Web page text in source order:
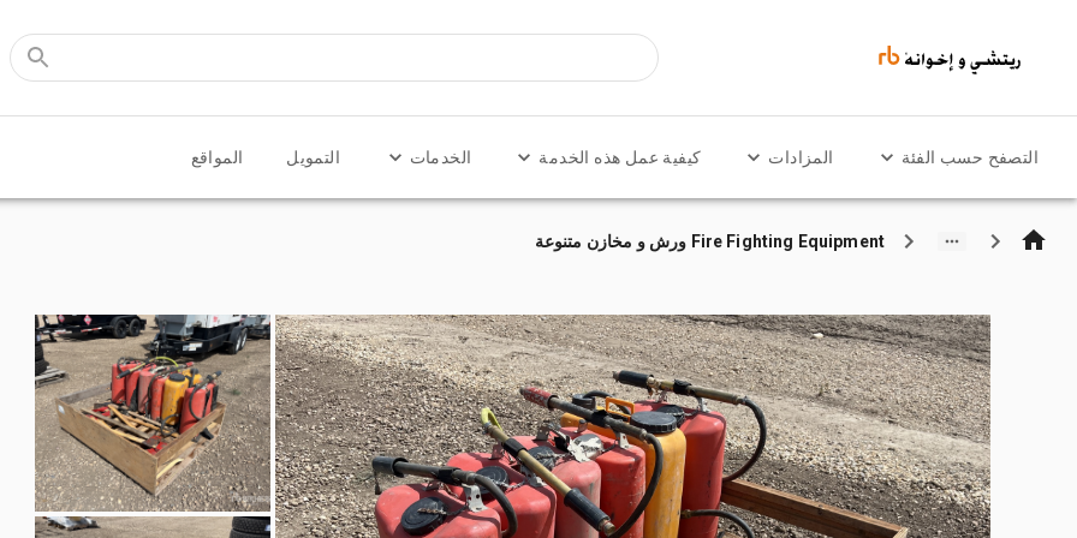
التصفح حسب الفئة المزادات كيفية عمل هذه الخدمة الخدمات التمويل المواقع
Fire Fighting Equipment ورش و مخازن متنوعة